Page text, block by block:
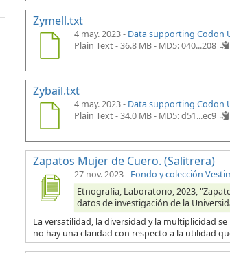
Zymell.txt
4 may. 2023 - Data supporting Codon
Plain Text - 36.8 MB - MD5: 040...208
Zybail.txt
4 may. 2023 - Data supporting Codon
Plain Text - 34.0 MB - MD5: d51...ec9
Zapatos Mujer de Cuero. (Salitrera)
27 nov. 2023- Fondo y colección
Etnografía, Laboratorio, 2023,
datos de investigación de la
La versatilidad, la diversidad y la multiplicidad
no hay una claridad con respecto a la utilidad